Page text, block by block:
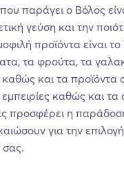
παράγει ο Βόλος
γεύση και την
προϊόντα είναι το
τα φρούτα, τα
και τα προϊόντα
εμπειρίες καθώς και
προσφέρει η
για την